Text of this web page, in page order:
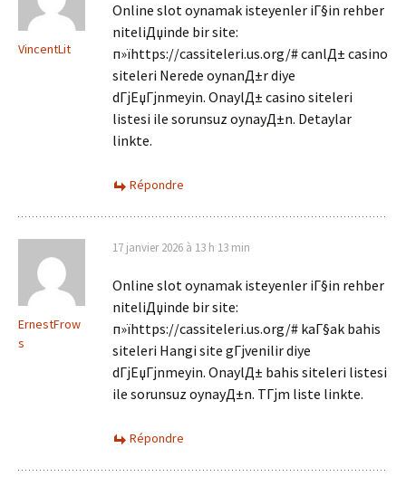
VincentLit
Online slot oynamak isteyenler iГ§in rehber
niteliДџinde bir site:
п»їhttps://cassiteleri.us.org/# canlД± casino
siteleri Nerede oynanД±r diye
dГјЕџГјnmeyin. OnaylД± casino siteleri
listesi ile sorunsuz oynayД±n. Detaylar
linkte.
Répondre
ErnestFrow
s
17 janvier 2026 à 13 h 13 min
Online slot oynamak isteyenler iГ§in rehber
niteliДџinde bir site:
п»їhttps://cassiteleri.us.org/# kaГ§ak bahis
siteleri Hangi site gГјvenilir diye
dГјЕџГјnmeyin. OnaylД± bahis siteleri listesi
ile sorunsuz oynayД±n. TГјm liste linkte.
Répondre